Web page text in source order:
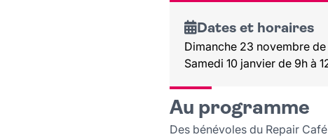
Dates et horaires
Dimanche 23 novembre de
Samedi 10 janvier de 9h à
Au programme
Des bénévoles du Repair